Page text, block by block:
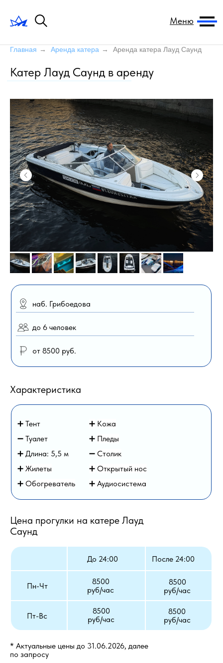
Меню
Главная → Аренда катера → Аренда катера Лауд Саунд
Катер Лауд Саунд в аренду
Цена прогулки на катере Лауд
Саунд
Пн-Чт
8500
руб/час
До 24:00
до 6 человек
наб. Грибоедова
от 8500 руб.
Пт-Вс
После 24:00
8500
руб/час
8500
руб/час
8500
руб/час
Характеристика
➖ Туалет
➕ Длина: 5,5 м
➕ Открытый нос
➕ Обогреватель
➕ Пледы
➖ Столик
➕ Жилеты
➕ Аудиосистема
➕ Тент ➕ Кожа
* Актуальные цены до 31.06.2026, далее
по запросу